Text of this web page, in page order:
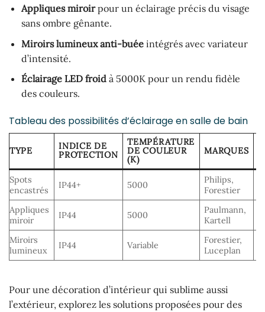
Appliques miroirpour un éclairage précis du visage
sans ombre gênante.
Miroirs lumineux anti-buéeintégrés avec variateur
d’intensité.
Éclairage LED froidà 5000K pour un rendu fidèle
des couleurs.
Tableau des possibilités d’éclairage en salle de bain
TYPE
INDICE DE
PROTECTION
TEMPÉRATURE
DE COULEUR
(K)
MARQUES
Spots
encastrés
IP44+ 5000
Philips,
Forestier
Appliques
miroir
IP44 5000
Paulmann,
Kartell
Miroirs
lumineux
IP44 Variable
Forestier,
Luceplan
Pour une décoration d’intérieur qui sublime aussi
l’extérieur, explorez les solutions proposées pour des